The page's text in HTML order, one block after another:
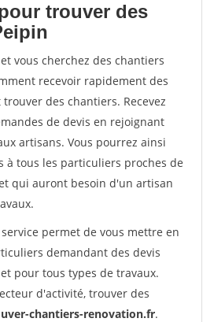
trouver des
vous cherchez des chantiers
recevoir rapidement des
des chantiers. Recevez
de devis en rejoignant
artisans. Vous pourrez ainsi
à tous les particuliers proches de
qui auront besoin d'un artisan
permet de vous mettre en
demandant des devis
pour tous types de travaux.
d'activité, trouver des
chantiers-renovation.fr.